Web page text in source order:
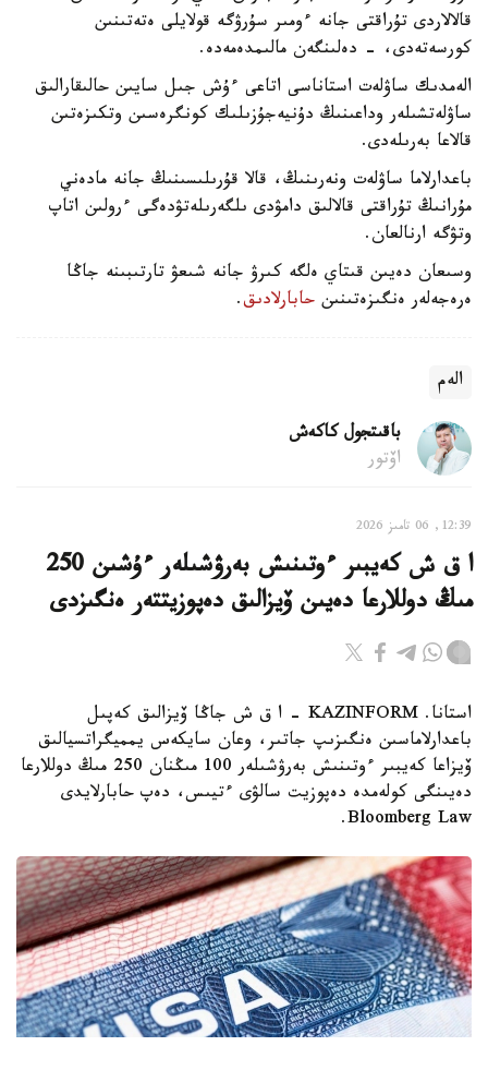
قالالاردى تۇراقتى جانە ءومىر سۇرۋگە قولايلى ەتەتىنىن
كورسەتەدى، - دەلىنگەن مالىمدەمەدە.
الەمدىك ساۋلەت استاناسى اتاعى ءۇش جىل سايىن حالىقارالىق
ساۋلەتشىلەر وداعىنىڭ دۇنيەجۇزىلىك كونگرەسىن وتكىزەتىن
قالاعا بەرىلەدى.
باعدارلاما ساۋلەت ونەرىنىڭ، قالا قۇرىلىسىنىڭ جانە مادەني
مۇرانىڭ تۇراقتى قالالىق دامۋدى ىلگەرىلەتۋدەگى ءرولىن اتاپ
وتۋگە ارنالعان.
وسىعان دەيىن قىتاي ەلگە كىرۋ جانە شىعۋ تارتىبىنە جاڭا
ەرەجەلەر ەنگىزەتىنىن حابارلادىق.
الەم
باقىتجول كاكەش
اۆتور
12:39, 06 تامىز 2026
ا ق ش كەيبىر ءوتىنىش بەرۋشىلەر ءۇشىن 250
مىڭ دوللارعا دەيىن ۆيزالىق دەپوزيتتەر ەنگىزدى
استانا. KAZINFORM – ا ق ش جاڭا ۆيزالىق كەپىل
باعدارلاماسىن ەنگىزىپ جاتىر، وعان سايكەس يمميگراتسيالىق
ۆيزاعا كەيبىر ءوتىنىش بەرۋشىلەر 100 مىڭنان 250 مىڭ دوللارعا
دەيىنگى كولەمدە دەپوزيت سالۋى ءتيىس، دەپ حابارلايدى
Bloomberg Law.